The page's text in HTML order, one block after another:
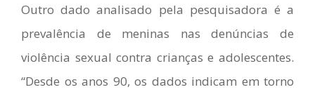
Outro dado analisado pela pesquisadora é a
prevalência de meninas nas denúncias de
violência sexual contra crianças e adolescentes.
“Desde os anos 90, os dados indicam em torno